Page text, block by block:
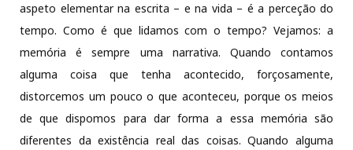
aspeto elementar na escrita – e na vida – é a perceção do
tempo. Como é que lidamos com o tempo? Vejamos: a
memória é sempre uma narrativa. Quando contamos
alguma coisa que tenha acontecido, forçosamente,
distorcemos um pouco o que aconteceu, porque os meios
de que dispomos para dar forma a essa memória são
diferentes da existência real das coisas. Quando alguma